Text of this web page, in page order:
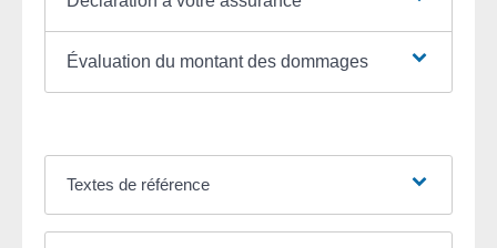
Évaluation du montant des dommages
Textes de référence